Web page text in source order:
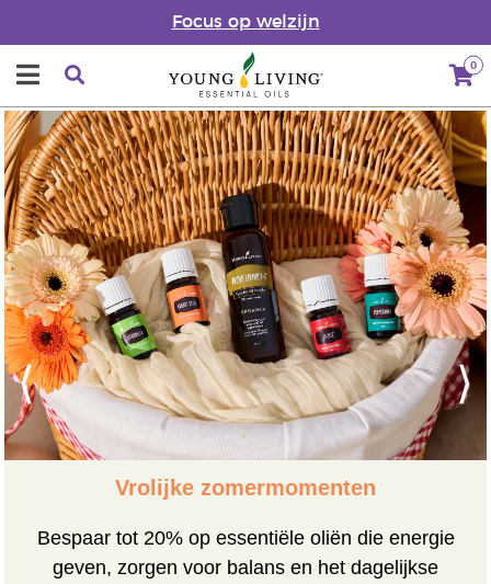
Focus op welzijn
0
Vrolijke zomermomenten
Bespaar tot 20% op essentiële oliën die energie
geven, zorgen voor balans en het dagelijkse
Previous